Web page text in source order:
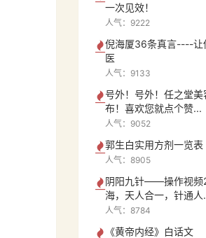
一次见效！
人气：9222
倪海厦36条真言----让
医
人气：9133
号外！号外！任之堂
布！喜欢您就点个赞...
人气：9052
郭生白实用方剂一览表
人气：8905
阴阳九针——操作视频
海，天人合一，针通人
人气：8784
《黄帝内经》白话文